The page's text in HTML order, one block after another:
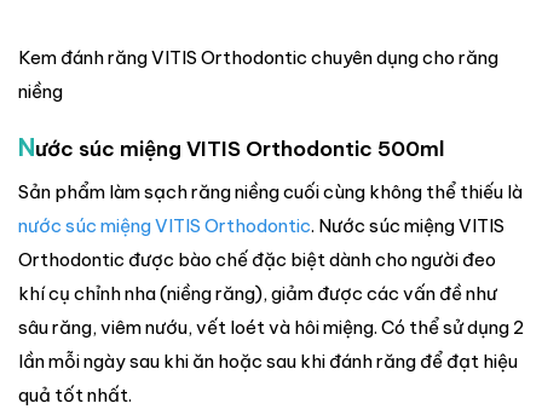
Kem đánh răng VITIS Orthodontic chuyên dụng cho răng
niềng
Nước súc miệng VITIS Orthodontic 500ml
Sản phẩm làm sạch răng niềng cuối cùng không thể thiếu là
nước súc miệng VITIS Orthodontic. Nước súc miệng VITIS
Orthodontic được bào chế đặc biệt dành cho người đeo
khí cụ chỉnh nha (niềng răng), giảm được các vấn đề như
sâu răng, viêm nướu, vết loét và hôi miệng. Có thể sử dụng 2
lần mỗi ngày sau khi ăn hoặc sau khi đánh răng để đạt hiệu
quả tốt nhất.